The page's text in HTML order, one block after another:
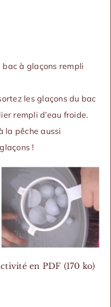
bac à glaçons rempli
les glaçons du bac
rempli d’eau froide.
la pêche aussi
!
en PDF (170 ko)